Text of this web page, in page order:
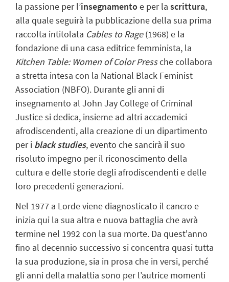
la passione per l’insegnamentoe per la scrittura,
alla quale seguirà la pubblicazione della sua prima
raccolta intitolata Cables to Rage(1968) e la
fondazione di una casa editrice femminista, la
Kitchen Table: Women of Color Pressche collabora
a stretta intesa con la National Black Feminist
Association (NBFO). Durante gli anni di
insegnamento al John Jay Collegeof Criminal
Justice si dedica, insieme ad altri accademici
afrodiscendenti, alla creazione di un dipartimento
per i black studies,evento che sancirà il suo
risoluto impegno per il riconoscimento della
cultura e delle storie degli afrodiscendenti e delle
loro precedenti generazioni.
Nel 1977 a Lorde viene diagnosticato il cancro e
inizia qui la sua altra e nuova battaglia che avrà
termine nel 1992 con la sua morte. Da quest'anno
fino al decennio successivo si concentra quasi tutta
la sua produzione, sia in prosa che in versi, perché
gli anni della malattia sono per l’autrice momenti